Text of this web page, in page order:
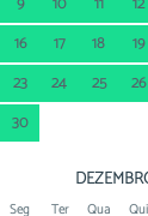
16
17 18 19
23
24 25 26
30
Seg Ter Qua Qui